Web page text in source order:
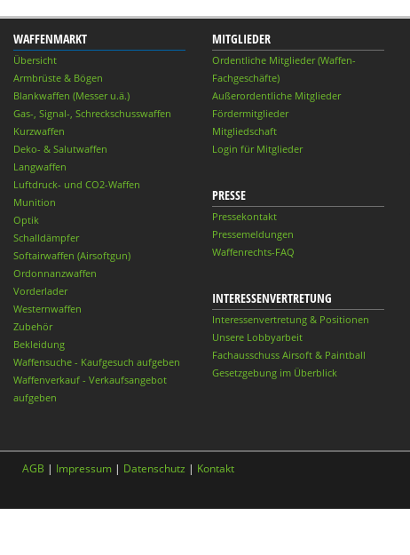
WAFFENMARKT
Übersicht
Armbrüste & Bögen
Blankwaffen (Messer u.ä.)
Gas-, Signal-, Schreckschusswaffen
Kurzwaffen
Deko- & Salutwaffen
Langwaffen
Luftdruck- und CO2-Waffen
Munition
Optik
Schalldämpfer
Softairwaffen (Airsoftgun)
Ordonnanzwaffen
Vorderlader
Westernwaffen
Zubehör
Bekleidung
Waffensuche - Kaufgesuch aufgeben
Waffenverkauf - Verkaufsangebot
aufgeben
MITGLIEDER
Ordentliche Mitglieder (Waffen-
Fachgeschäfte)
Außerordentliche Mitglieder
Fördermitglieder
Mitgliedschaft
Login für Mitglieder
PRESSE
Pressekontakt
Pressemeldungen
Waffenrechts-FAQ
INTERESSENVERTRETUNG
Interessenvertretung & Positionen
Unsere Lobbyarbeit
Fachausschuss Airsoft & Paintball
Gesetzgebung im Überblick
AGB | Impressum | Datenschutz | Kontakt